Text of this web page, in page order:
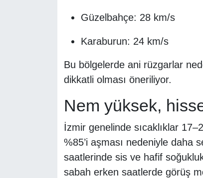
Güzelbahçe: 28 km/s
Karaburun: 24 km/s
Bu bölgelerde ani rüzgarlar
dikkatli olması öneriliyor.
Nem yüksek,
İzmir genelinde sıcaklıklar
%85’i aşması nedeniyle daha
saatlerinde sis ve hafif
sabah erken saatlerde görüş